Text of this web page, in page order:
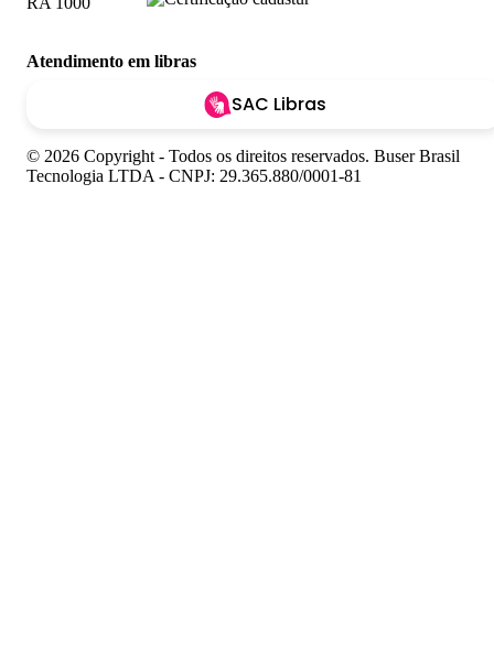
Atendimento em libras
SAC Libras
© 2026 Copyright - Todos os direitos reservados. Buser Brasil
Tecnologia LTDA - CNPJ: 29.365.880/0001-81